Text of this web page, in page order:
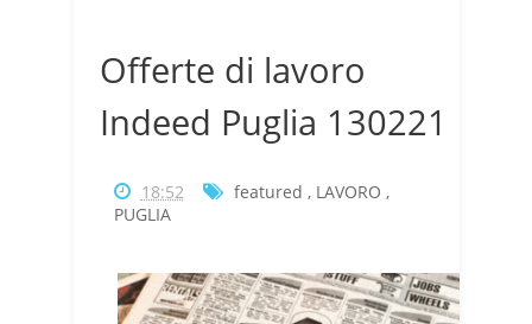
Offerte di lavoro
Indeed Puglia 130221
18:52 featured , LAVORO ,
PUGLIA